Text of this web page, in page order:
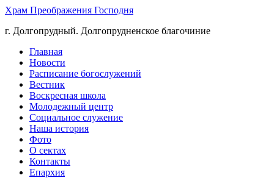
Храм Преображения Господня
г. Долгопрудный. Долгопрудненское благочиние
Главная
Новости
Расписание богослужений
Вестник
Воскресная школа
Молодежный центр
Социальное служение
Наша история
Фото
О сектах
Контакты
Епархия